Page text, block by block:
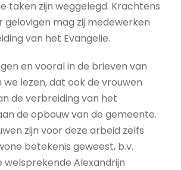
taken zijn weggelegd. Krachtens
mag zij medewerken
van het Evangelie.
en vooral in de brieven van
we lezen, dat ook de vrouwen
de verbreiding van het
de opbouw van de gemeente.
zijn voor deze arbeid zelfs
betekenis geweest, b.v.
welsprekende Alexandrijn